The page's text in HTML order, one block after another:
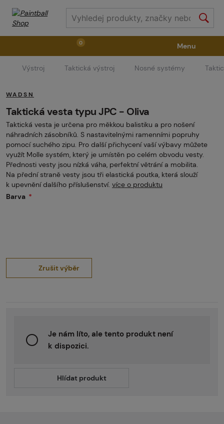
0
Zbraně Příslušenství ke zbraním Výstroj
Střelivo Masky Vzduch / CO2
Díly pro značkovače / Hřiště Oblečení / Obuv
Pyrotechnika II. Jakost GRINDS
Menu
Výstroj Taktická výstroj Nosné systémy
WADSN
Taktická vesta typu JPC - Oliva
Taktická vesta je určena pro měkkou balistiku a pro nošení
náhradních zásobníků. S nastavitelnými ramenními popruhy
pomocí suchého zipu. Pro další přichycení vaší výbavy můžete
využít Molle systém, který je umístěn po celém obvodu vesty.
Přednosti vesty jsou nízká váha, perfektní větrání a mobilita.
Na přední straně vesty jsou tři elastická poutka, která slouží
k upevnění dalšího příslušenství. více o produktu
Barva
Zrušit výběr
Je nám líto, ale tento produkt není
k dispozici.
Hlídat produkt